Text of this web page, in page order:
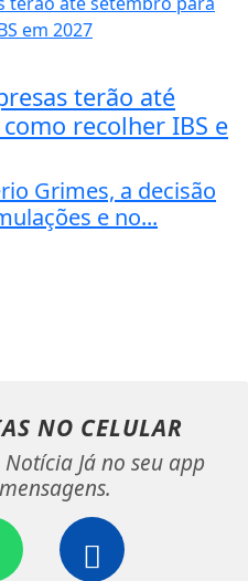
terão até
recolher IBS e
Grimes, a decisão
e no...
NO CELULAR
Já no seu app